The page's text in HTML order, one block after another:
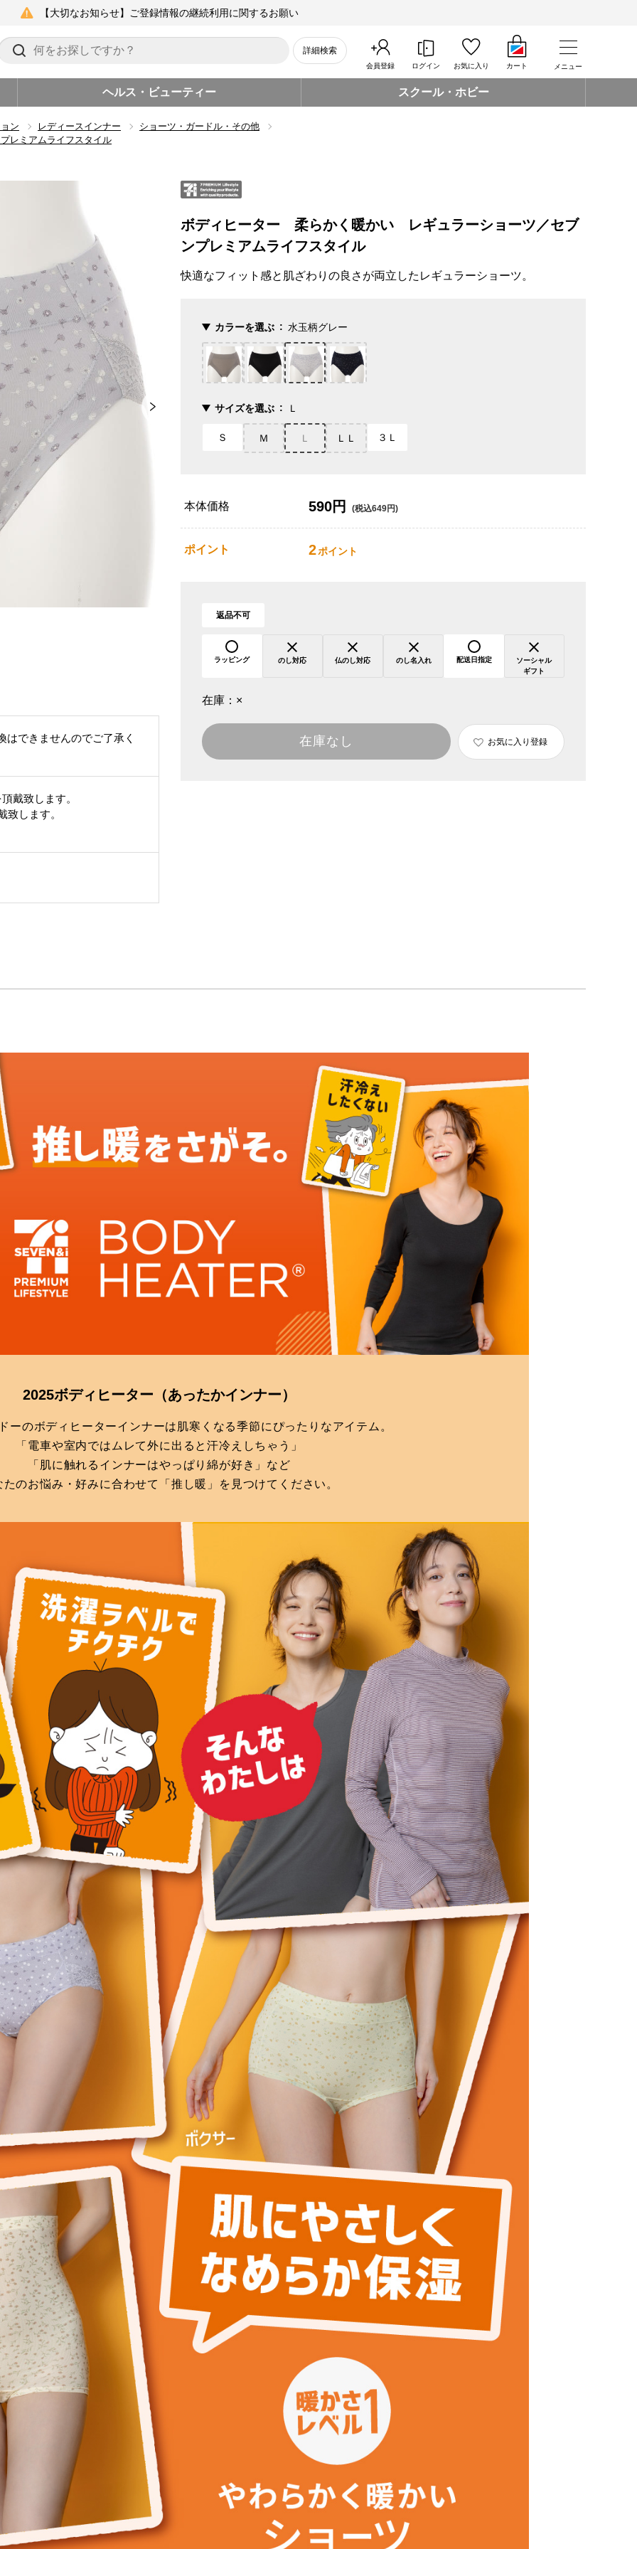
【大切なお知らせ】ご登録情報の継続利用に関するお願い
詳細検索
会員登録 ログイン お気に入り カート メニュー
ヘルス・ビューティー スクール・ホビー
ン レディースインナー
ショーツ・ガードル・その他
レミアムライフスタイル
はできませんのでご了承く
戴致します。
致します。
ボディヒーター 柔らかく暖かい レギュラーショーツ／セブ
ンプレミアムライフスタイル
快適なフィット感と肌ざわりの良さが両立したレギュラーショーツ。
カラーを選ぶ 水玉柄グレー
サイズを選ぶ Ｌ
Ｓ Ｍ Ｌ ＬＬ ３Ｌ
本体価格 590円 (税込649円)
ポイント 2ポイント
返品不可
ラッピング のし対応 仏のし対応 のし名入れ 配送日指定
ソーシャル
ギフト
在庫： ×
在庫なし お気に入り登録
2025ボディヒーター （あったかインナー）
ーのボディヒーターインナーは肌寒くなる季節にぴったりなアイテム。
「電車や室内ではムレて外に出ると汗冷えしちゃう」
「肌に触れるインナーはやっぱり綿が好き」など
たのお悩み・好みに合わせて「推し暖」を見つけてください。